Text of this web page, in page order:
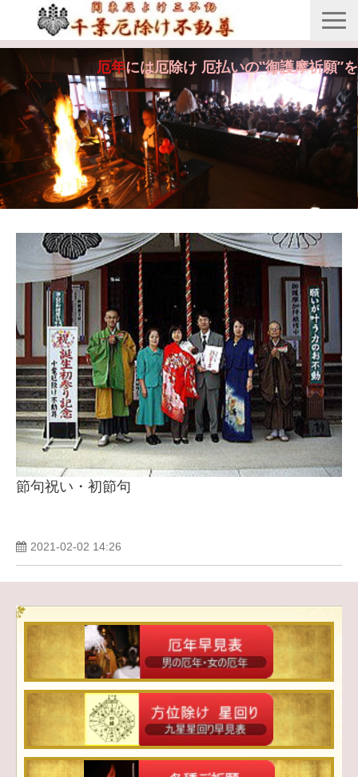
縁起由来
年間行事
御護摩祈願
御守・紙札
安産・七五三祝祷
厄年には厄除け 厄払いの‟御護摩祈願”を
節句祝い・初節句
2021-02-02 14:26